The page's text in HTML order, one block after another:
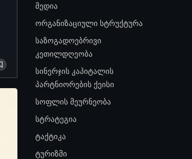
მედია
ორგანიზაციული სტრუქტურა
საზოგადოებრივი
კეთილდღეობა
სინერჯის კაპიტალის
პარტნიორების ქეისი
სოფლის მეურნეობა
სტრატეგია
ტაქტიკა
ტურიზმი